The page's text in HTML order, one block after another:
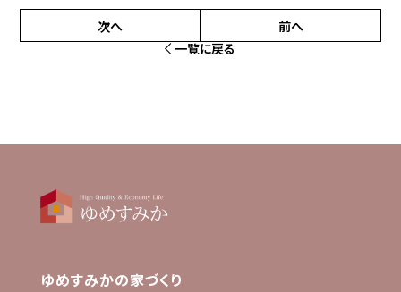
次へ
前へ
一覧に戻る
ゆめすみかの家づくり